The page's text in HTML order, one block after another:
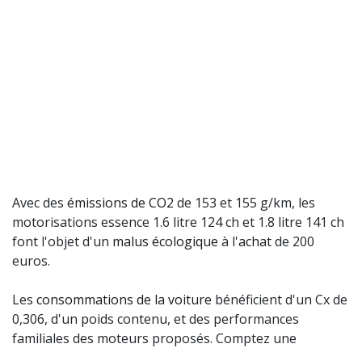
Avec des émissions de CO2 de 153 et 155 g/km, les
motorisations essence 1.6 litre 124 ch et 1.8 litre 141 ch
font l'objet d'un malus écologique à l'achatde 200
euros.
Les consommations de la voiture bénéficient d'un Cx de
0,306, d'un poids contenu, et des performances
familiales des moteurs proposés. Comptez une